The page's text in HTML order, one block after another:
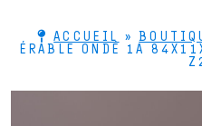
ACCUEIL »
ÉRABLE ONDÉ 1A